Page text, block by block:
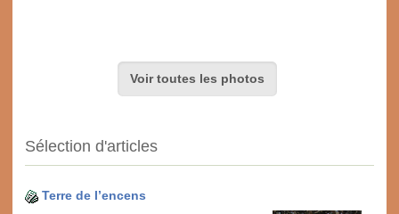
Voir toutes les photos
Sélection d'articles
Terre de l’encens